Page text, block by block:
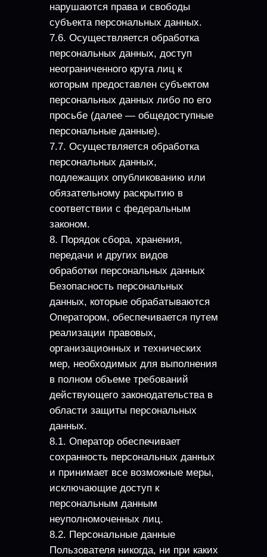
нарушаются права и свободы
субъекта персональных данных.
7.6. Осуществляется обработка
персональных данных, доступ
неограниченного круга лиц к
которым предоставлен субъектом
персональных данных либо по его
просьбе (далее — общедоступные
персональные данные).
7.7. Осуществляется обработка
персональных данных,
подлежащих опубликованию или
обязательному раскрытию в
соответствии с федеральным
законом.
8. Порядок сбора, хранения,
передачи и других видов
обработки персональных данных
Безопасность персональных
данных, которые обрабатываются
Оператором, обеспечивается путем
реализации правовых,
организационных и технических
мер, необходимых для выполнения
в полном объеме требований
действующего законодательства в
области защиты персональных
данных.
8.1. Оператор обеспечивает
сохранность персональных данных
и принимает все возможные меры,
исключающие доступ к
персональным данным
неуполномоченных лиц.
8.2. Персональные данные
Пользователя никогда, ни при каких